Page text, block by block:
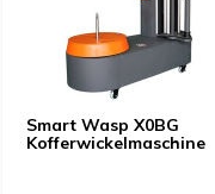
Smart Wasp X0BG
Kofferwickelmaschine